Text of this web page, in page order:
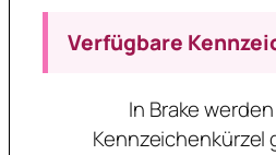
Verfügbare
In Brake
Kennzeichenkürzel